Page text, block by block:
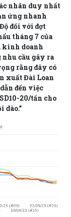
nhân duy nhất
ứng nhanh
đối với đợt
tháng 7 của
kinh doanh
cầu gây ra
rằng đây có
xuất Đài Loan
đến việc
20/tấn cho
dào.”